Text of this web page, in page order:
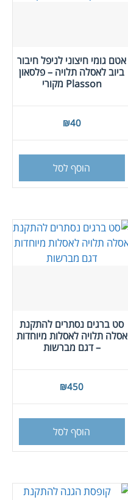
אטם גומי חיצוני לניפל חיבור
ביוב לאסלה תלויה – פלסאון
Plasson מקורי
₪40
הוסף לסל
סט ברגים נסתרים להתקנת
אסלה תלויה לאסלות מיוחדות
– דגם מברשות
₪450
הוסף לסל